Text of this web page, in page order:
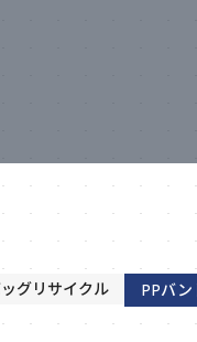
グリサイクル PPバ